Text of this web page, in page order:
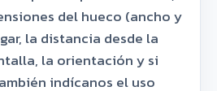
del hueco (ancho y
la distancia desde la
la orientación y si
indícanos el uso